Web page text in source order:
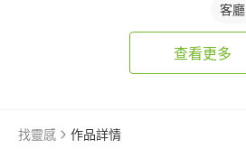
客廳
查看更多
找靈感 作品詳情